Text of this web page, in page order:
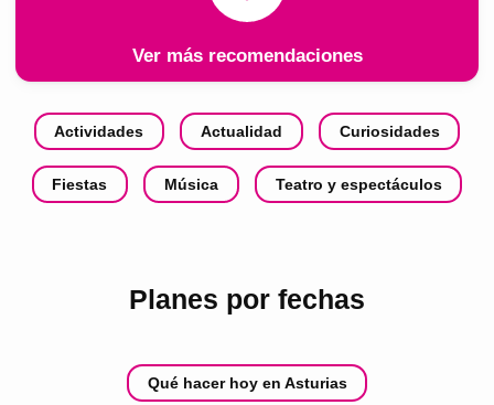
Ver más recomendaciones
Actividades Actualidad Curiosidades
Fiestas Música Teatro y espectáculos
Planes por fechas
Qué hacer hoy en Asturias